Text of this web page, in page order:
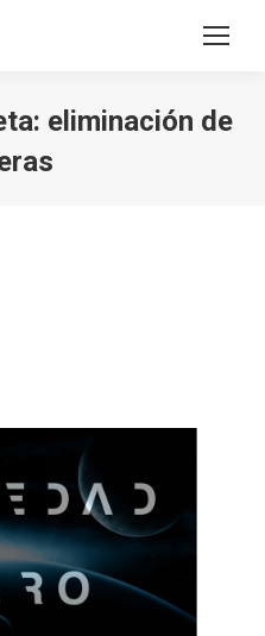
eliminación de